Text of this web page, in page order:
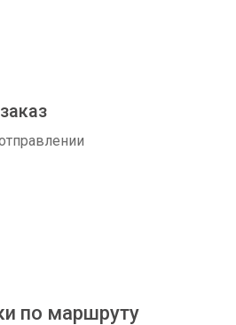
по маршруту